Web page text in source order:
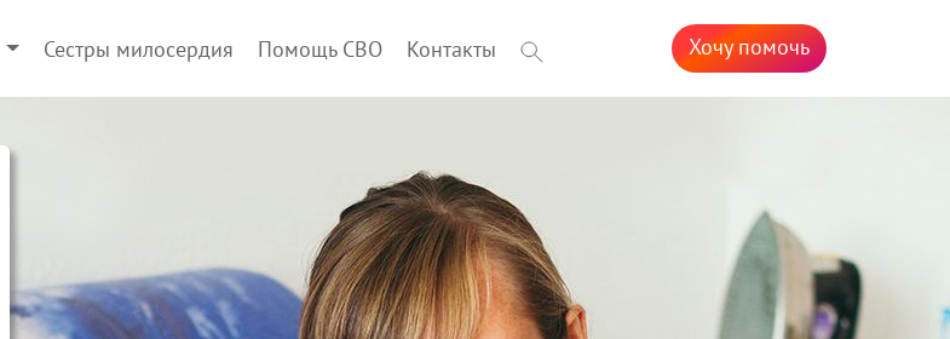
Сестры милосердия Помощь СВО Контакты Хочу помочь